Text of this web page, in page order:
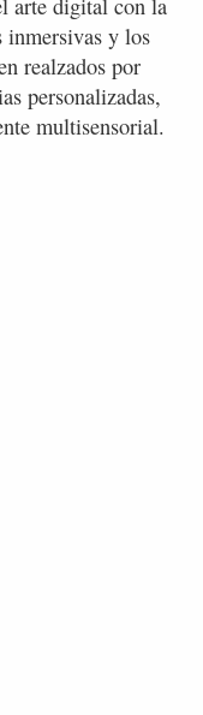
arte digital con la
inmersivas y los
realzados por
personalizadas,
multisensorial.